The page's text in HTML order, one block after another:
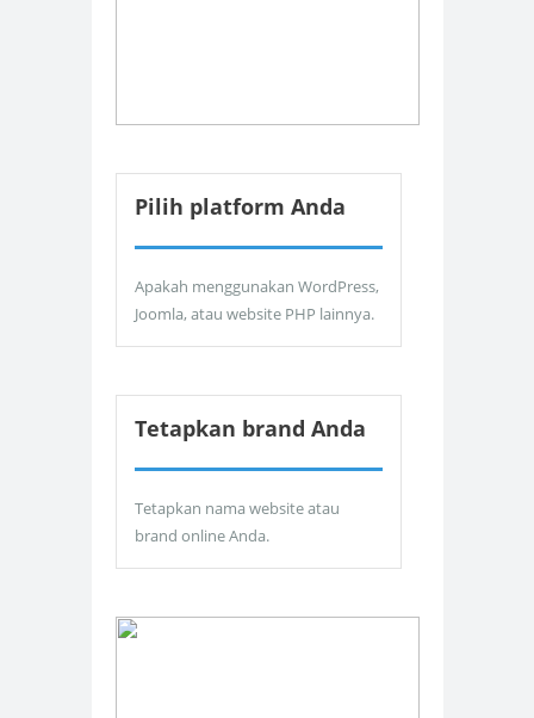
Pilih platform Anda
Apakah menggunakan WordPress,
Joomla, atau website PHP lainnya.
Tetapkan brand Anda
Tetapkan nama website atau
brand online Anda.